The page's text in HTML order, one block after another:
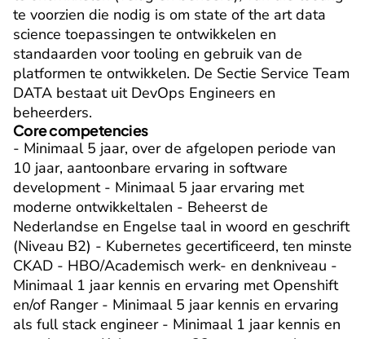
te voorzien die nodig is om state of the art data
science toepassingen te ontwikkelen en
standaarden voor tooling en gebruik van de
platformen te ontwikkelen. De Sectie Service Team
DATA bestaat uit DevOps Engineers en
beheerders.
Core competencies
- Minimaal 5 jaar, over de afgelopen periode van
10 jaar, aantoonbare ervaring in software
development - Minimaal 5 jaar ervaring met
moderne ontwikkeltalen - Beheerst de
Nederlandse en Engelse taal in woord en geschrift
(Niveau B2) - Kubernetes gecertificeerd, ten minste
CKAD - HBO/Academisch werk- en denkniveau -
Minimaal 1 jaar kennis en ervaring met Openshift
en/of Ranger - Minimaal 5 jaar kennis en ervaring
als full stack engineer - Minimaal 1 jaar kennis en